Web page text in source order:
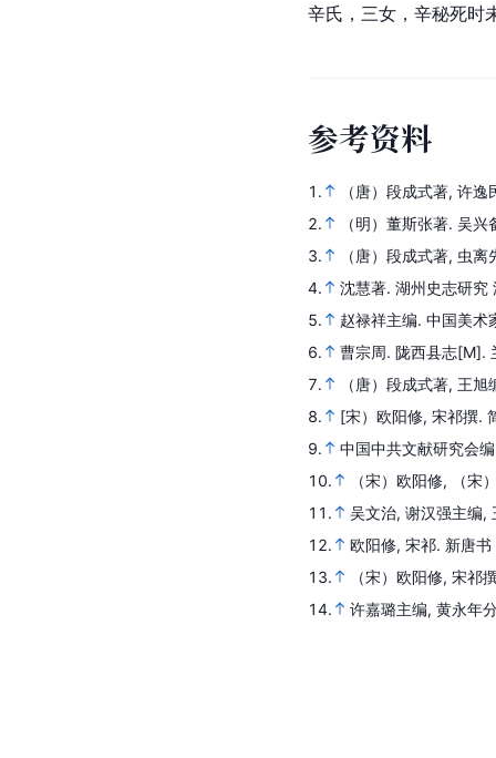
辛氏，三女，辛秘死时
参考资料
1.
（唐）段成式著, 许
2.
（明）董斯张著. 吴兴
3.
（唐）段成式著, 虫
4.
沈慧著. 湖州史志研究
5.
赵禄祥主编. 中国美术
6.
曹宗周. 陇西县志[M].
7.
（唐）段成式著, 王
8.
[宋）欧阳修, 宋祁撰.
9.
中国中共文献研究会
10.
（宋）欧阳修, （
11.
吴文治, 谢汉强主编,
12.
欧阳修, 宋祁. 新唐
13.
（宋）欧阳修, 宋祁
14.
许嘉璐主编, 黄永年